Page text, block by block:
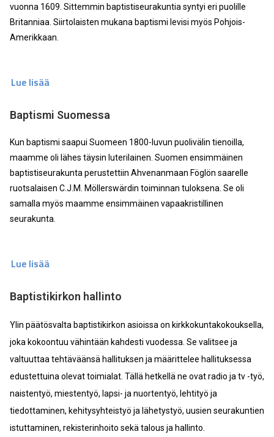
vuonna 1609. Sittemmin baptistiseurakuntia syntyi eri puolille
Britanniaa. Siirtolaisten mukana baptismi levisi myös Pohjois-
Amerikkaan.
Lue lisää
Baptismi Suomessa
Kun baptismi saapui Suomeen 1800-luvun puolivälin tienoilla,
maamme oli lähes täysin luterilainen. Suomen ensimmäinen
baptistiseurakunta perustettiin Ahvenanmaan Föglön saarelle
ruotsalaisen C.J.M. Möllerswärdin toiminnan tuloksena. Se oli
samalla myös maamme ensimmäinen vapaakristillinen
seurakunta.
Lue lisää
Baptistikirkon hallinto
Ylin päätösvalta baptistikirkon asioissa on kirkkokuntakokouksella,
joka kokoontuu vähintään kahdesti vuodessa. Se valitsee ja
valtuuttaa tehtäväänsä hallituksen ja määrittelee hallituksessa
edustettuina olevat toimialat. Tällä hetkellä ne ovat radio ja tv -työ,
naistentyö, miestentyö, lapsi- ja nuortentyö, lehtityö ja
tiedottaminen, kehitysyhteistyö ja lähetystyö, uusien seurakuntien
istuttaminen, rekisterinhoito sekä talous ja hallinto.